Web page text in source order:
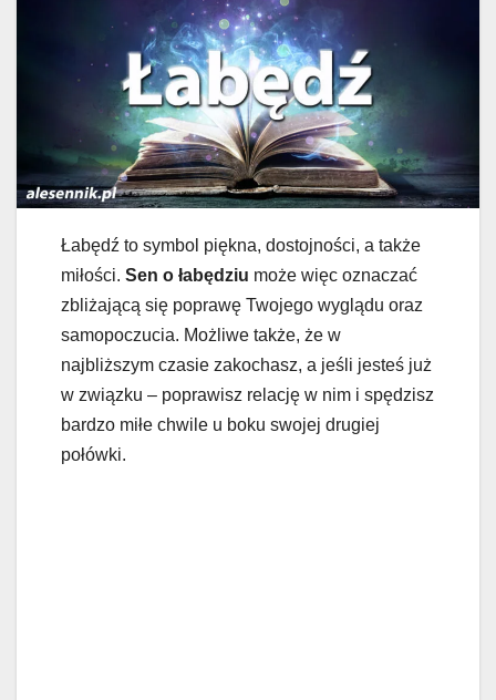
Łabędź to symbol piękna, dostojności, a także
miłości. Sen o łabędziu może więc oznaczać
zbliżającą się poprawę Twojego wyglądu oraz
samopoczucia. Możliwe także, że w
najbliższym czasie zakochasz, a jeśli jesteś już
w związku – poprawisz relację w nim i spędzisz
bardzo miłe chwile u boku swojej drugiej
połówki.